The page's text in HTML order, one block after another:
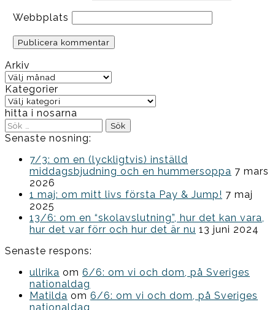
Webbplats
Arkiv
Arkiv
Kategorier
Kategorier
hitta i nosarna
Sök
efter:
Senaste nosning:
7/3: om en (lyckligtvis) inställd
middagsbjudning och en hummersoppa 7 mars
2026
1 maj: om mitt livs första Pay & Jump! 7 maj
2025
13/6: om en “skolavslutning”, hur det kan vara,
hur det var förr och hur det är nu 13 juni 2024
Senaste respons:
ullrika om 6/6: om vi och dom, på Sveriges
nationaldag
Matilda om 6/6: om vi och dom, på Sveriges
nationaldag